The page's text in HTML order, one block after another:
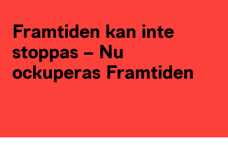
Framtiden kan inte
stoppas – Nu
ockuperas Framtiden